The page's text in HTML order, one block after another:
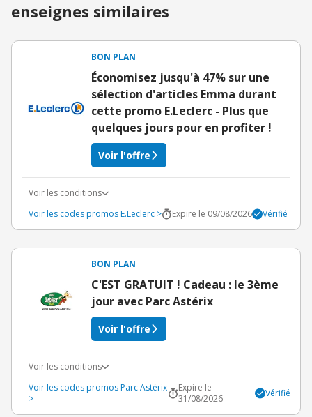
enseignes similaires
BON PLAN
Économisez jusqu'à 47% sur une
sélection d'articles Emma durant
cette promo E.Leclerc - Plus que
quelques jours pour en profiter !
Voir l'offre
Voir les conditions
Voir les codes promos E.Leclerc >
Expire le 09/08/2026 Vérifié
BON PLAN
C'EST GRATUIT ! Cadeau : le 3ème
jour avec Parc Astérix
Voir l'offre
Voir les conditions
Voir les codes promos Parc Astérix
>
Expire le
31/08/2026
Vérifié